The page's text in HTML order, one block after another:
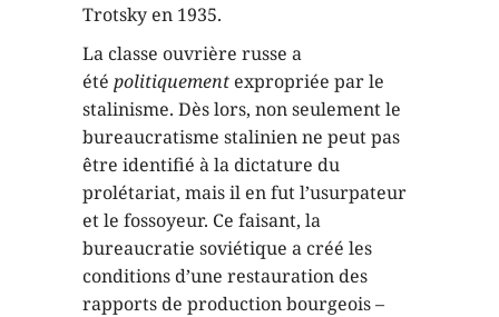
Trotsky en 1935.
La classe ouvrière russe a
été politiquementexpropriée par le
stalinisme. Dès lors, non seulement le
bureaucratisme stalinien ne peut pas
être identifié à la dictature du
prolétariat, mais il en fut l’usurpateur
et le fossoyeur. Ce faisant, la
bureaucratie soviétique a créé les
conditions d’une restauration des
rapports de production bourgeois –